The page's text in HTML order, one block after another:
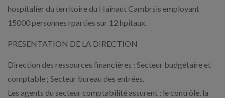
hospitalier du territoire du Hainaut Cambrsis employant
15000 personnes rparties sur 12 hpitaux.
PRESENTATION DE LA DIRECTION
Direction des ressources financières : Secteur budgétaire et
comptable ; Secteur bureau des entrées.
Les agents du secteur comptabilité assurent ; le contrôle, la